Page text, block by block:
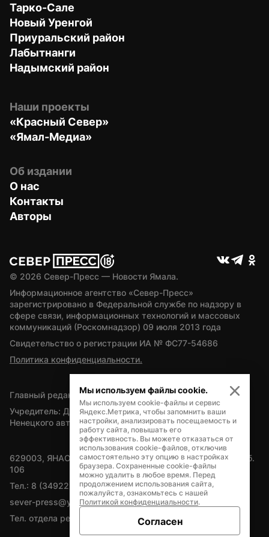
Тарко-Сале
Новый Уренгой
Приуральский район
Лабытнанги
Надымский район
Наши проекты
«Красный Север»
«Ямал-Медиа»
Об издании
О нас
Контакты
Авторы
© 2026 Север-Пресс — Новости Ямала.
Информационное агентство «Север-Пресс»
зарегистрировано в Федеральной службе по надзору в
сфере связи, информационных технологий и массовых
коммуникаций (Роскомнадзор) 09 июля 2013 года
Свидетельство о регистрации ИА № ФС77-54686
Политика конфиденциальности.
Главный редактор — А.Л. Поздеев
Учредитель: Департамент внутренней политики Ямало-
Ненецкого автономного округа
629003, ЯНАО, Салехард, мкр. Богдана Кнунянца, д.1, каб.
106
Тел.: 8 (34922) 71262
sever-press@yamal-media.ru
Тел. отдела рекламы: 8 (34922) 42728
Мы используем файлы cookie.
Мы используем cookie-файлы и сервис
Яндекс.Метрика, чтобы запомнить ваши
настройки, анализировать посещаемость и
работу сайта, повышать его
эффективность. Вы можете отказаться от
использования cookie-файлов, отключив
самостоятельно эту опцию в настройках
браузера. Сохраненные cookie-файлы
можно удалить в любое время. Перед
продолжением использования сайта,
пожалуйста, ознакомьтесь с нашей
Политикой конфиденциальности.
Согласен